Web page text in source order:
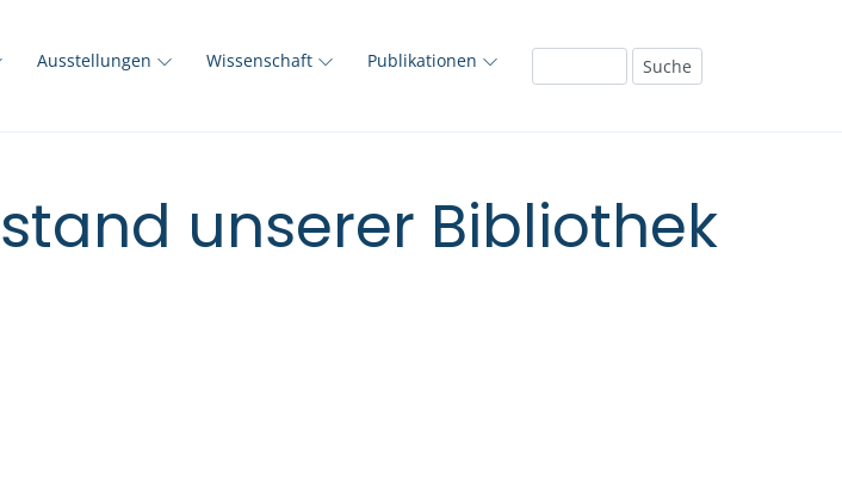
Ausstellungen Wissenschaft Publikationen
unserer Bibliothek